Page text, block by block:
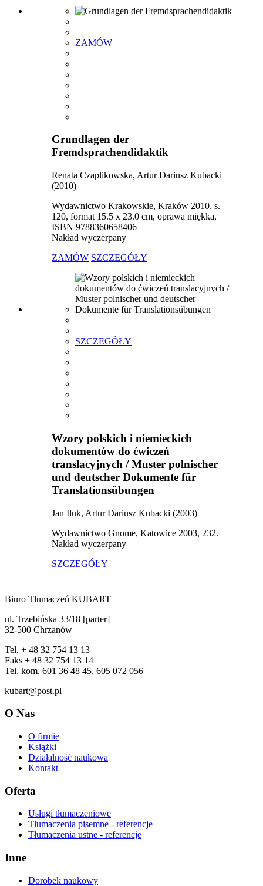
ZAMÓW
Grundlagen der
Fremdsprachendidaktik
Renata Czaplikowska, Artur Dariusz Kubacki
(2010)
Wydawnictwo Krakowskie, Kraków 2010, s.
120, format 15.5 x 23.0 cm, oprawa miękka,
ISBN 9788360658406
Nakład wyczerpany
ZAMÓW SZCZEGÓŁY
SZCZEGÓŁY
Wzory polskich i niemieckich
dokumentów do ćwiczeń
translacyjnych / Muster polnischer
und deutscher Dokumente für
Translationsübungen
Jan Iluk, Artur Dariusz Kubacki (2003)
Wydawnictwo Gnome, Katowice 2003, 232.
Nakład wyczerpany
SZCZEGÓŁY
Biuro Tłumaczeń KUBART
ul. Trzebińska 33/18 [parter]
32-500 Chrzanów
Tel. + 48 32 754 13 13
Faks + 48 32 754 13 14
Tel. kom. 601 36 48 45, 605 072 056
kubart@post.pl
O Nas
O firmie
Książki
Działalność naukowa
Kontakt
Oferta
Usługi tłumaczeniowe
Tłumaczenia pisemne - referencje
Tłumaczenia ustne - referencje
Inne
Dorobek naukowy